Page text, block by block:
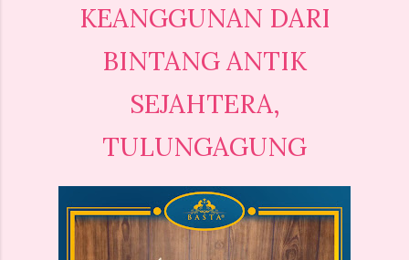
KEANGGUNAN DARI
BINTANG ANTIK
SEJAHTERA,
TULUNGAGUNG